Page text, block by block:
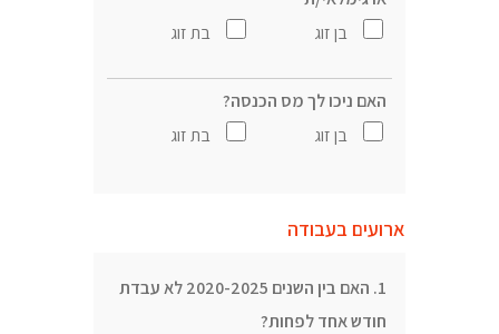
בן זוג
בת זוג
האם ניכו לך מס הכנסה?
בן זוג
בת זוג
ארועים בעבודה
1. האם בין השנים 2020-2025 לא עבדת
חודש אחד לפחות?